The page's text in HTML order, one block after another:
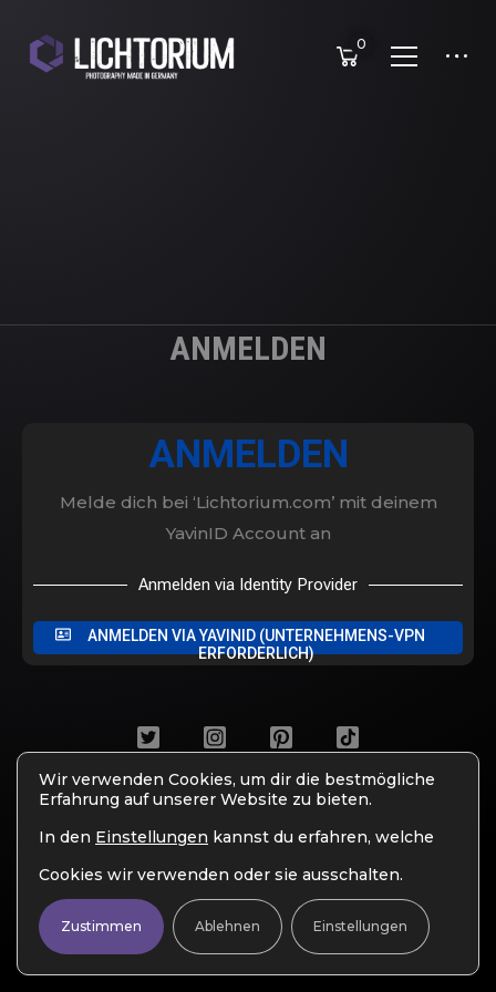
0
ANMELDEN
ANMELDEN
Melde dich bei ‘Lichtorium.com’ mit deinem
YavinID Account an
Anmelden via Identity Provider
ANMELDEN VIA YAVINID (UNTERNEHMENS-VPN
ERFORDERLICH)
IMPRESSUM DATENSCHUTZ 3307 MEDIA
Wir verwenden Cookies, um dir die bestmögliche
Erfahrung auf unserer Website zu bieten.
In den Einstellungen kannst du erfahren, welche
Cookies wir verwenden oder sie ausschalten.
Zustimmen Ablehnen Einstellungen